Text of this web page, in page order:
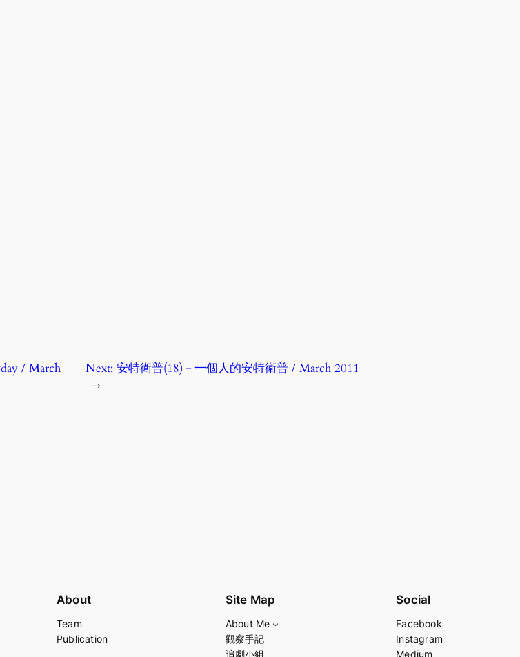
/ March
Next: 安特衛普(18)－一個人的安特衛普 / March 2011
→
About
Team
Publication
Site Map
About Me
觀察手記
追劇小組
Social
Facebook
Instagram
Medium